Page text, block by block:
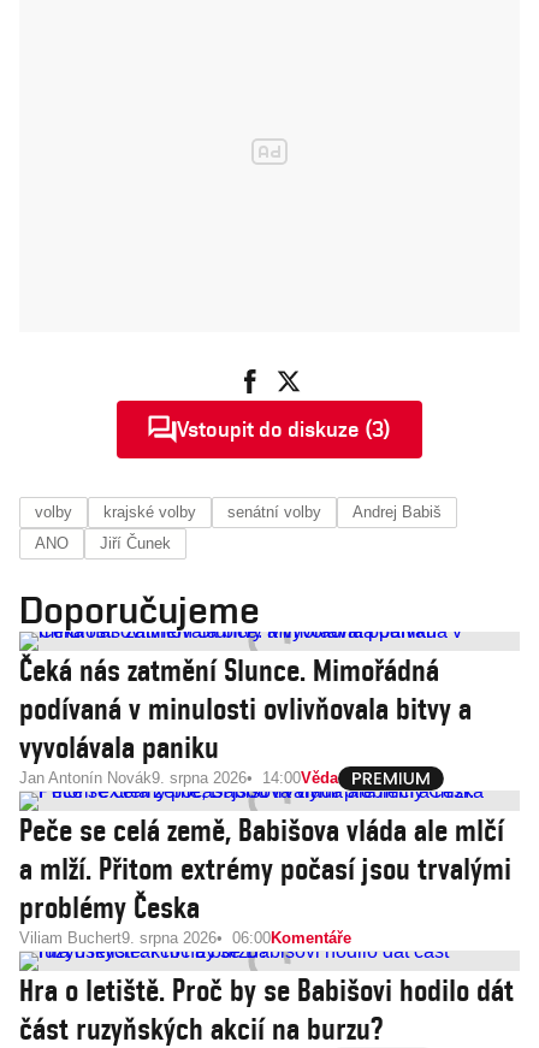
Vstoupit do diskuze (3)
volby krajské volby senátní volby
Andrej Babiš
ANO
Jiří Čunek
Doporučujeme
Čeká nás zatmění Slunce. Mimořádná
podívaná v minulosti ovlivňovala bitvy a
vyvolávala paniku
Jan Antonín Novák9. srpna 2026 14:00Věda
Peče se celá země, Babišova vláda ale mlčí
a mlží. Přitom extrémy počasí jsou trvalými
problémy Česka
Viliam Buchert9. srpna 2026 06:00Komentáře
Hra o letiště. Proč by se Babišovi hodilo dát
část ruzyňských akcií na burzu?